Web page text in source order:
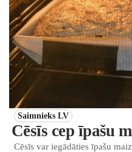
Saimnieks LV
Cēsīs cep īpašu
Cēsīs var iegādāties īpašu